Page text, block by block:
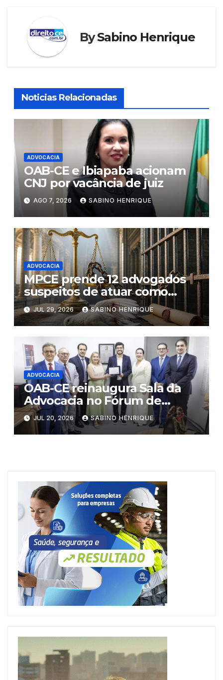
BySabino Henrique
Noticias Relacionadas
ADVOCACIA
OAB-CE e Ibiapaba acionam
CNJ por vacância de juiz
AGO 7, 2026 SABINO HENRIQUE
ADVOCACIA
MPCE prende 12 advogados
suspeitos de atuar como
“pombos- correio” de facções
criminosas no Ceará
JUL 29, 2026 SABINO HENRIQUE
ADVOCACIA
OAB-CE reinaugura Sala da
Advocacia no Fórum de
Eusébio
JUL 20, 2026 SABINO HENRIQUE